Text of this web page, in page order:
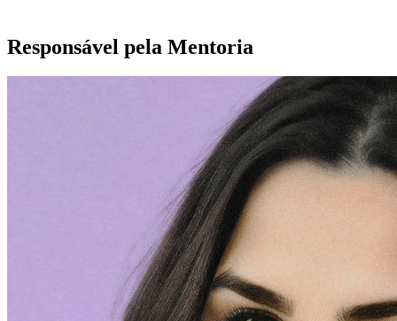
Responsável pela Mentoria